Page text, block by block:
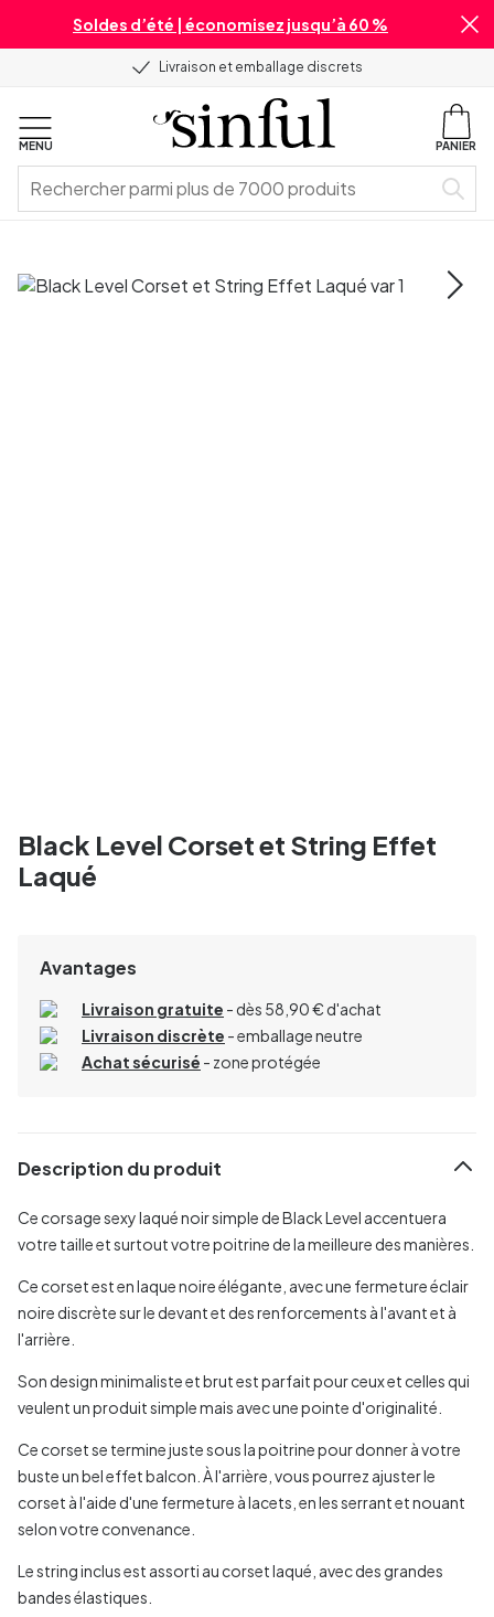
Soldes d’été | économisez jusqu’à 60 %
Livraison et emballage discrets
MENU PANIER
Black Level Corset et String Effet
Laqué
Avantages
Livraison gratuite - dès 58,90 € d'achat
Livraison discrète - emballage neutre
Achat sécurisé - zone protégée
Description du produit
Ce corsage sexy laqué noir simple de Black Level accentuera
votre taille et surtout votre poitrine de la meilleure des manières.
Ce corset est en laque noire élégante, avec une fermeture éclair
noire discrète sur le devant et des renforcements à l'avant et à
l'arrière.
Son design minimaliste et brut est parfait pour ceux et celles qui
veulent un produit simple mais avec une pointe d'originalité.
Ce corset se termine juste sous la poitrine pour donner à votre
buste un bel effet balcon. À l'arrière, vous pourrez ajuster le
corset à l'aide d'une fermeture à lacets, en les serrant et nouant
selon votre convenance.
Le string inclus est assorti au corset laqué, avec des grandes
bandes élastiques.